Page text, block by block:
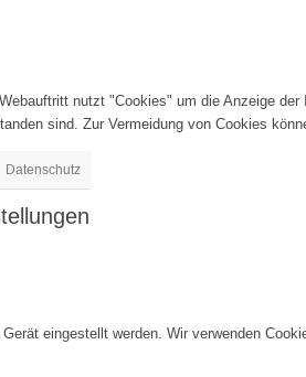
nutzt "Cookies" um die Anzeige
sind. Zur Vermeidung von Cookies
Datenschutz
eingestellt werden. Wir verwenden